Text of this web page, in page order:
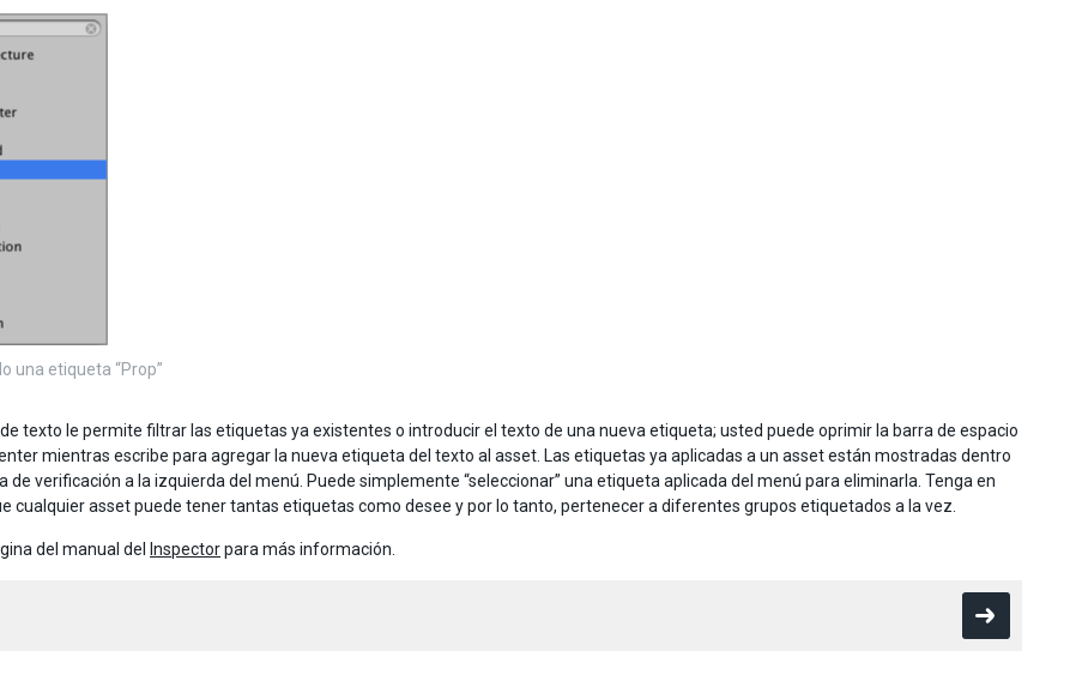
una etiqueta “Prop”
de texto le permite filtrar las etiquetas ya existentes o introducir el texto de una nueva etiqueta; usted puede oprimir la barra de espacio
mientras escribe para agregar la nueva etiqueta del texto al asset. Las etiquetas ya aplicadas a un asset están mostradas dentro
de verificación a la izquierda del menú. Puede simplemente “seleccionar” una etiqueta aplicada del menú para eliminarla. Tenga en
cualquier asset puede tener tantas etiquetas como desee y por lo tanto, pertenecer a diferentes grupos etiquetados a la vez.
del manual del Inspectorpara más información.